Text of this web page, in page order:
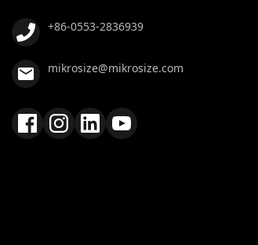
+86-0553-2836939
mikrosize@mikrosize.com